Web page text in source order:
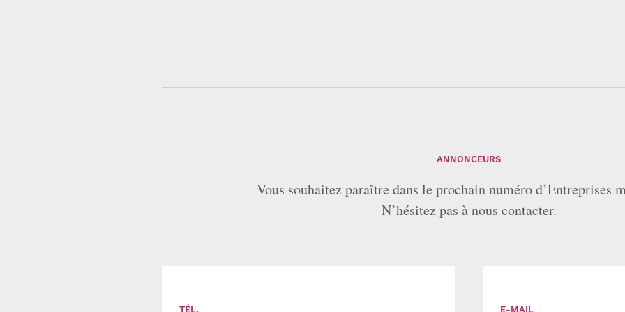
ANNONCEURS
Vous souhaitez paraître dans le prochain numéro d’Entreprises
N’hésitez pas à nous contacter.
TÉL. E-MAIL